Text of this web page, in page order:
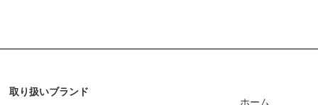
取り扱いブランド
ホーム